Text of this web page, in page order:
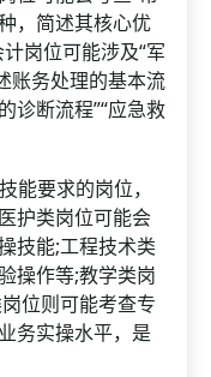
，简述其核心优
岗位可能涉及“军
账务处理的基本流
诊断流程”“应急救
要求的岗位，
护类岗位可能会
技能;工程技术类
操作等;教学类岗
位则可能考查专
务实操水平，是